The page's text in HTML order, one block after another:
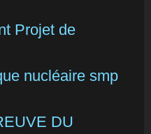
Projet de
nucléaire smp
DU